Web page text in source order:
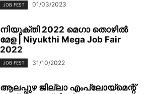
JOB FEST 01/03/2023
നിയുക്തി 2022 മെഗാ തൊഴിൽ
മേള | Niyukthi Mega Job Fair
2022
JOB FEST 31/10/2022
ആലപ്പുഴ ജില്ലാ എംപ്ലോയ്‌മെന്റ്